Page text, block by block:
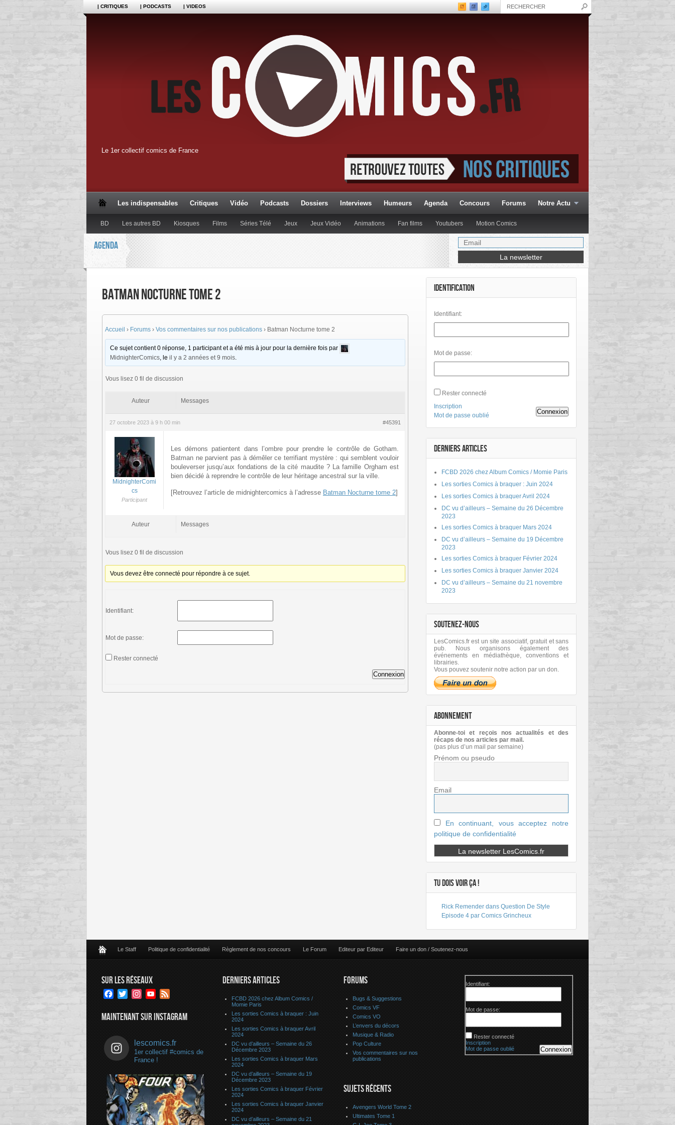
| CRITIQUES | PODCASTS | VIDEOS
Le 1er collectif comics de France
Les indispensables Critiques Vidéo Podcasts Dossiers Interviews Humeurs Agenda Concours Forums Notre Actu
BD Les autres BD Kiosques Films Séries Télé Jeux Jeux Vidéo Animations Fan films Youtubers Motion Comics
AGENDA
Batman Nocturne tome 2
Accueil › Forums › Vos commentaires sur nos publications › Batman Nocturne tome 2
Ce sujet contient 0 réponse, 1 participant et a été mis à jour pour la dernière fois par
MidnighterComics, leil y a 2 années et 9 mois.
Vous lisez 0 fil de discussion
Auteur Messages
27 octobre 2023 à 9 h 00 min #45391
MidnighterComi
cs
Participant
Les démons patientent dans l’ombre pour prendre le contrôle de Gotham.
Batman ne parvient pas à démêler ce terrifiant mystère : qui semblent vouloir
bouleverser jusqu’aux fondations de la cité maudite ? La famille Orgham est
bien décidé à reprendre le contrôle de leur héritage ancestral sur la ville.
[Retrouvez l’article de midnightercomics à l’adresse Batman Nocturne tome 2]
Auteur Messages
Vous lisez 0 fil de discussion
Vous devez être connecté pour répondre à ce sujet.
Identifiant:
Mot de passe:
Rester connecté
Connexion
IDENTIFICATION
Identifiant:
Mot de passe:
Rester connecté
Connexion
Inscription
Mot de passe oublié
DERNIERS ARTICLES
FCBD 2026 chez Album Comics / Momie Paris
Les sorties Comics à braquer : Juin 2024
Les sorties Comics à braquer Avril 2024
DC vu d’ailleurs – Semaine du 26 Décembre
2023
Les sorties Comics à braquer Mars 2024
DC vu d’ailleurs – Semaine du 19 Décembre
2023
Les sorties Comics à braquer Février 2024
Les sorties Comics à braquer Janvier 2024
DC vu d’ailleurs – Semaine du 21 novembre
2023
SOUTENEZ-NOUS
LesComics.fr est un site associatif, gratuit et sans
pub. Nous organisons également des
événements en médiathèque, conventions et
librairies.
Vous pouvez soutenir notre action par un don.
ABONNEMENT
Abonne-toi et reçois nos actualités et des
récaps de nos articles par mail.
(pas plus d’un mail par semaine)
Prénom ou pseudo
Email
En continuant, vous acceptez notre
politique de confidentialité
TU DOIS VOIR ÇA !
Rick Remender dans Question De Style
Episode 4 par Comics Grincheux
Le Staff Politique de confidentialité Règlement de nos concours Le Forum Editeur par Editeur Faire un don / Soutenez-nous
SUR LES RÉSEAUX
Facebook
TwitterInstagramYouTube
MAINTENANT SUR INSTAGRAM
lescomics.fr
1er collectif #comics de
France !
DERNIERS ARTICLES
FCBD 2026 chez Album Comics /
Momie Paris
Les sorties Comics à braquer : Juin
2024
Les sorties Comics à braquer Avril
2024
DC vu d’ailleurs – Semaine du 26
Décembre 2023
Les sorties Comics à braquer Mars
2024
DC vu d’ailleurs – Semaine du 19
Décembre 2023
Les sorties Comics à braquer Février
2024
Les sorties Comics à braquer Janvier
2024
DC vu d’ailleurs – Semaine du 21
FORUMS
Bugs & Suggestions
Comics VF
Comics VO
L’envers du décors
Musique & Radio
Pop Culture
Vos commentaires sur nos
publications
SUJETS RÉCENTS
Avengers World Tome 2
Ultimates Tome 1
Identifiant:
Mot de passe:
Rester connecté
Connexion
Inscription
Mot de passe oublié